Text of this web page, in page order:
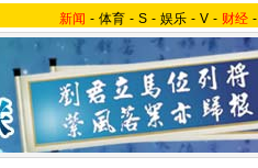
新闻 - 体育 - S - 娱乐 - V - 财经 -